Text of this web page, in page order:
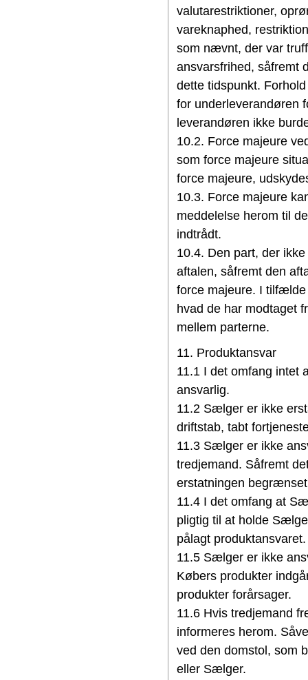
valutarestriktioner,
vareknaphed,
som nævnt, der var
ansvarsfrihed, såfremt
dette tidspunkt.
for underleverandøren
leverandøren ikke
10.2. Force majeure
som force majeure
force majeure,
10.3. Force majeure
meddelelse herom til
indtrådt.
10.4. Den part, der
aftalen, såfremt den
force majeure. I
hvad de har modtaget
mellem parterne.
11. Produktansvar
11.1 I det omfang intet
ansvarlig.
11.2 Sælger er ikke
driftstab, tabt
11.3 Sælger er ikke
tredjemand. Såfremt
erstatningen
11.4 I det omfang at
pligtig til at holde
pålagt produktansvaret.
11.5 Sælger er ikke
Købers produkter
produkter forårsager.
11.6 Hvis tredjemand
informeres herom.
ved den domstol, som
eller Sælger.